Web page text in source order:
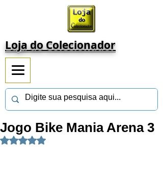
Loja do Colecionador
Jogo Bike Mania Arena 3
Avaliado com NaN de 5 estrelas.